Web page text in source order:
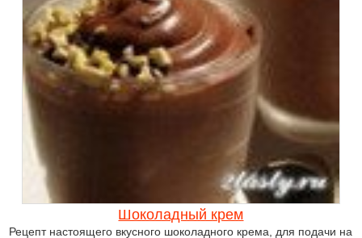
Шоколадный крем
Рецепт настоящего вкусного шоколадного крема, для подачи на